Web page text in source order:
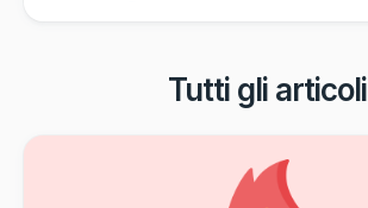
Tutti gli articoli